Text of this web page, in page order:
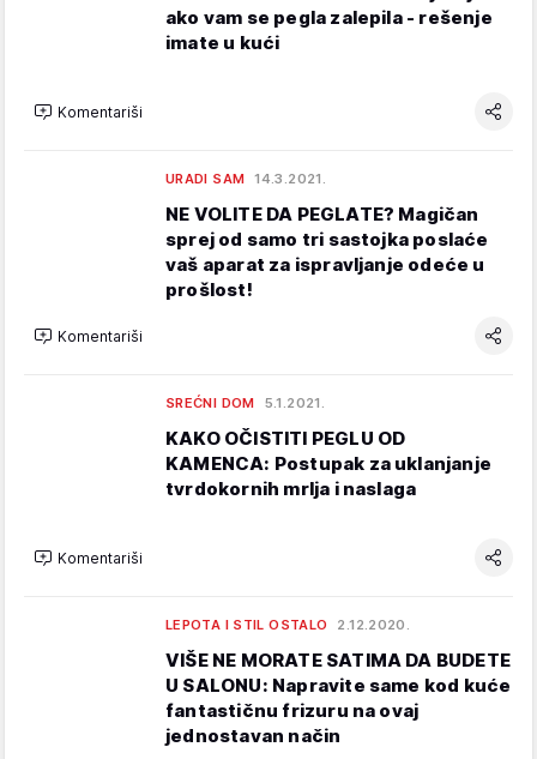
ako vam se pegla zalepila - rešenje
imate u kući
Komentariši
URADI SAM 14.3.2021.
NE VOLITE DA PEGLATE? Magičan
sprej od samo tri sastojka poslaće
vaš aparat za ispravljanje odeće u
prošlost!
Komentariši
SREĆNI DOM 5.1.2021.
KAKO OČISTITI PEGLU OD
KAMENCA: Postupak za uklanjanje
tvrdokornih mrlja i naslaga
Komentariši
LEPOTA I STIL OSTALO 2.12.2020.
VIŠE NE MORATE SATIMA DA BUDETE
U SALONU: Napravite same kod kuće
fantastičnu frizuru na ovaj
jednostavan način